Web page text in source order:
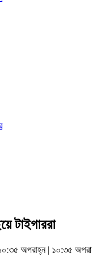
টাইগাররা
অপরাহ্ন | ১০:৩৫